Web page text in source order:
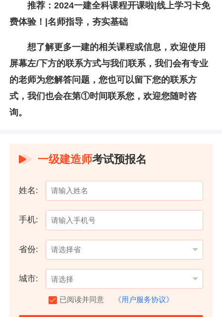
推荐：2024一建全科课程开课啦|线上学习卡免
费体验！|名师指导，夯实基础
想了解更多一建的相关课程或信息，欢迎使用
屏幕左/下方的联系方式与我们联系，我们会有专业
的老师为您解答问题，您也可以留下您的联系方
式，我们也会在第①时间联系您，欢迎您随时咨
询。
一级建造师考试预报名
姓名:
手机:
省份:
城市:
已阅读并同意 《用户服务协议》